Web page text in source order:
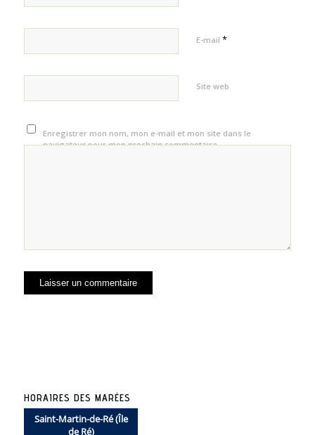
E-mail *
Site web
Enregistrer mon nom, mon e-mail et mon site dans le
navigateur pour mon prochain commentaire.
HORAIRES DES MARÉES